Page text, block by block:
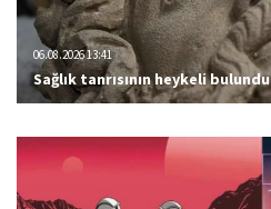
06.08.2026 13:41
Sağlık tanrısının heykeli bulundu